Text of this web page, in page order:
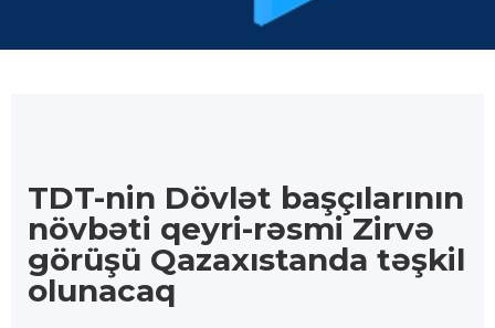
TDT-nin Dövlət başçılarının
növbəti qeyri-rəsmi Zirvə
görüşü Qazaxıstanda təşkil
olunacaq